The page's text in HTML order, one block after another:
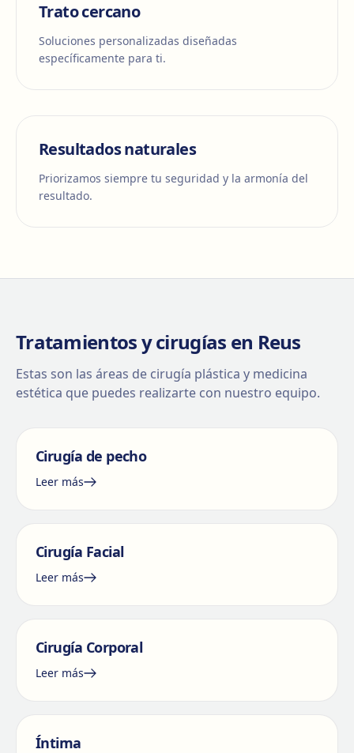
Trato cercano
Soluciones personalizadas diseñadas
específicamente para ti.
Resultados naturales
Priorizamos siempre tu seguridad y la armonía del
resultado.
Tratamientos y cirugías en Reus
Estas son las áreas de cirugía plástica y medicina
estética que puedes realizarte con nuestro equipo.
Cirugía de pecho
Leer más
Cirugía Facial
Leer más
Cirugía Corporal
Leer más
Íntima